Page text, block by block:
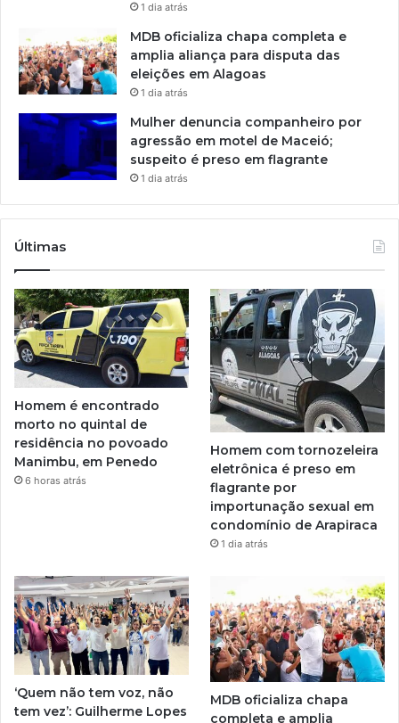
1 dia atrás
MDB oficializa chapa completa e
amplia aliança para disputa das
eleições em Alagoas
1 dia atrás
Mulher denuncia companheiro por
agressão em motel de Maceió;
suspeito é preso em flagrante
1 dia atrás
Últimas
Homem é encontrado
morto no quintal de
residência no povoado
Manimbu, em Penedo
6 horas atrás
Homem com tornozeleira
eletrônica é preso em
flagrante por
importunação sexual em
condomínio de Arapiraca
1 dia atrás
‘Quem não tem voz, não
tem vez’: Guilherme Lopes
MDB oficializa chapa
completa e amplia